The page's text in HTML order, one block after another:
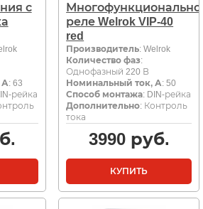
с
А: 63
рейка
Многофункциональное
реле Welrok VIP-40
red
Производитель: Welrok
Количество фаз:
Однофазный 220 В
Номинальный ток, А: 50
Способ монтажа: DIN-рейка
Дополнительно: Контроль
тока
3990руб.
КУПИТЬ